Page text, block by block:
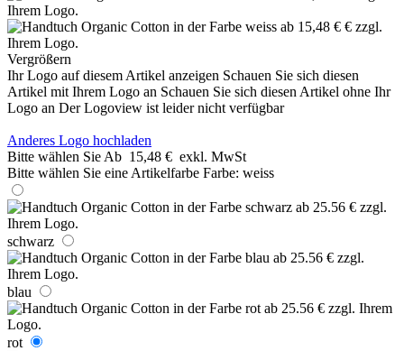
Vergrößern
Ihr Logo auf diesem Artikel anzeigen Schauen Sie sich diesen
Artikel mit Ihrem Logo an Schauen Sie sich diesen Artikel ohne Ihr
Logo an Der Logoview ist leider nicht verfügbar
Anderes Logo hochladen
Bitte wählen Sie Ab 15,48 € exkl. MwSt
Bitte wählen Sie eine Artikelfarbe Farbe: weiss
schwarz
blau
rot